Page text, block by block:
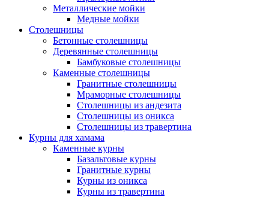
Металлические мойки
Медные мойки
Столешницы
Бетонные столешницы
Деревянные столешницы
Бамбуковые столешницы
Каменные столешницы
Гранитные столешницы
Мраморные столешницы
Столешницы из андезита
Столешницы из оникса
Столешницы из травертина
Курны для хамама
Каменные курны
Базальтовые курны
Гранитные курны
Курны из оникса
Курны из травертина